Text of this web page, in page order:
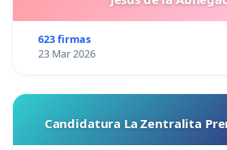
623 firmas
23 Mar 2026
Candidatura La Zentralita